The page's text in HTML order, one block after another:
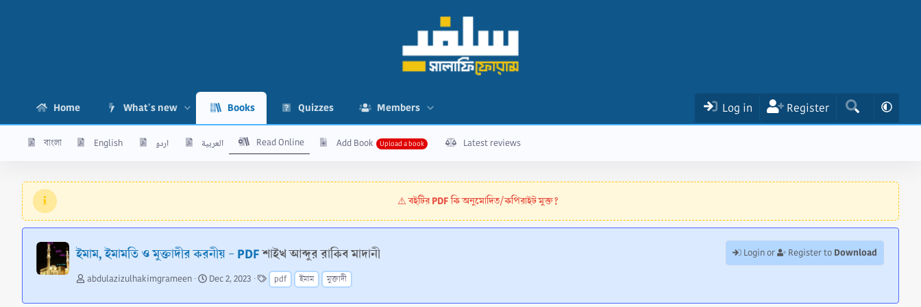
Home What's new Books Quizzes Members Log in Register
বাংলা English اردو العربية Read Online Add Book Latest reviews
⚠️বইটির PDF কি অনুমোদিত/কপিরাইট মুক্ত?
ইমাম, ইমামতি ও মুক্তাদীর করনীয় - PDFশাইখ আব্দুর রাকিব মাদানী Login or Register to Download
A
t
abdulazizulhakimgrameen
C
e
Dec 2, 2023
T
a
g
pdf ইমাম মুক্তাদী